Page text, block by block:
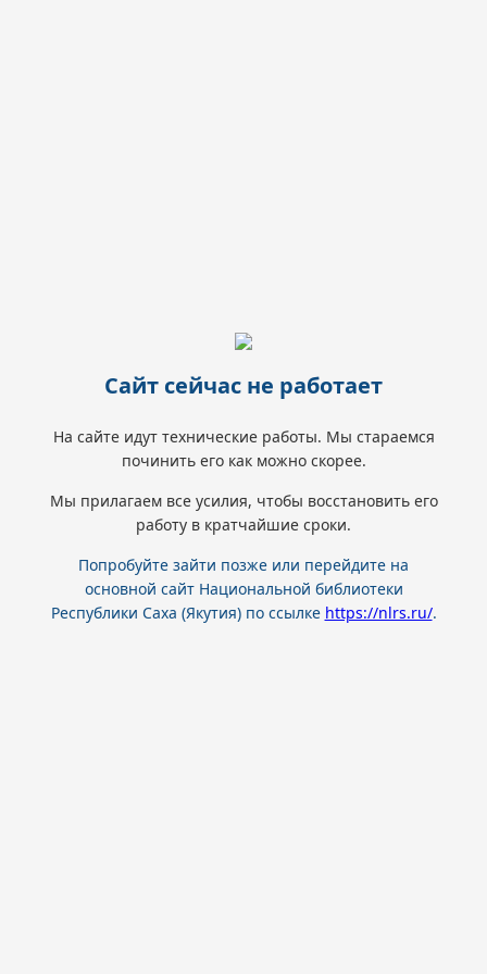
Сайт сейчас не работает
На сайте идут технические работы. Мы стараемся
починить его как можно скорее.
Мы прилагаем все усилия, чтобы восстановить его
работу в кратчайшие сроки.
Попробуйте зайти позже или перейдите на
основной сайт Национальной библиотеки
Республики Саха (Якутия) по ссылке https://nlrs.ru/.